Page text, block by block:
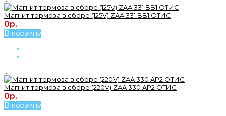
Магнит тормоза в сборе (125V) ZAA 331 BB1 ОТИС
0р.
В корзину
Магнит тормоза в сборе (220V) ZAA 330 AP2 ОТИС
0р.
В корзину